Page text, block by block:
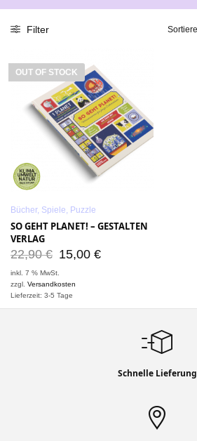
Filter
OUT OF STOCK
Bücher, Spiele, Puzzle
SO GEHT PLANET! – GESTALTEN
VERLAG
22,90€ 15,00 €
inkl. 7 % MwSt.
zzgl.Versandkosten
Lieferzeit: 3-5 Tage
Schnelle Lieferung